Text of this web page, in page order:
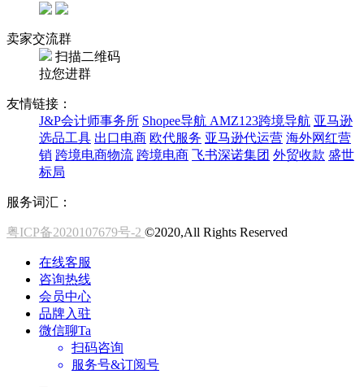
卖家交流群
扫描二维码
拉您进群
友情链接：
J&P会计师事务所 Shopee导航 AMZ123跨境导航 亚马逊
选品工具 出口电商 欧代服务 亚马逊代运营 海外网红营
销 跨境电商物流 跨境电商 飞书深诺集团 外贸收款 盛世
标局
服务词汇：
粤ICP备2020107679号-2 ©2020,All Rights Reserved
在线客服
咨询热线
会员中心
品牌入驻
微信聊Ta
扫码咨询
服务号&订阅号